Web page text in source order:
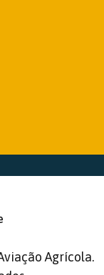
Agrícola.